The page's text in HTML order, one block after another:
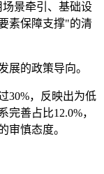
景牵引、基础设
素保障支撑"的清
展的政策导向。
30%，反映出为低
善占比12.0%，
审慎态度。